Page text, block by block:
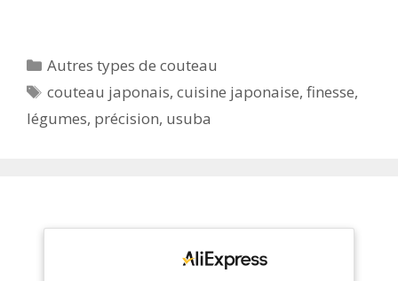
Catégories
Autres types de couteau
Étiquettes
couteau japonais,cuisine japonaise,finesse,
légumes, précision, usuba